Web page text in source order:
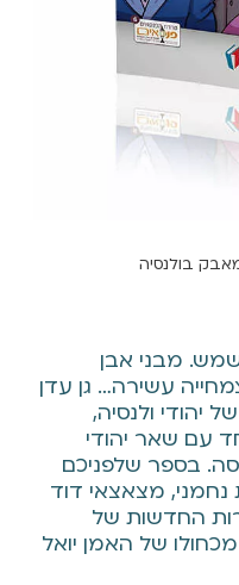
בולנסיה
מבני אבן
עשירה… גן עדן
יהודי ולנסיה,
עם שאר יהודי
בספר שלפניכם
מצאצאי דוד
החדשות של
מכחולו של האמן יואל